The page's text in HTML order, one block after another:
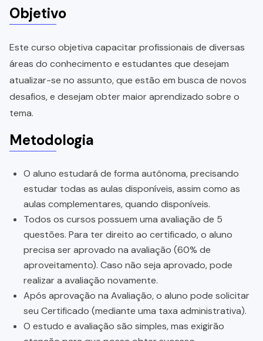
Objetivo
Este curso objetiva capacitar profissionais de diversas
áreas do conhecimento e estudantes que desejam
atualizar-se no assunto, que estão em busca de novos
desafios, e desejam obter maior aprendizado sobre o
tema.
Metodologia
O aluno estudará de forma autônoma, precisando
estudar todas as aulas disponíveis, assim como as
aulas complementares, quando disponíveis.
Todos os cursos possuem uma avaliação de 5
questões. Para ter direito ao certificado, o aluno
precisa ser aprovado na avaliação (60% de
aproveitamento). Caso não seja aprovado, pode
realizar a avaliação novamente.
Após aprovação na Avaliação, o aluno pode solicitar
seu Certificado (mediante uma taxa administrativa).
O estudo e avaliação são simples, mas exigirão